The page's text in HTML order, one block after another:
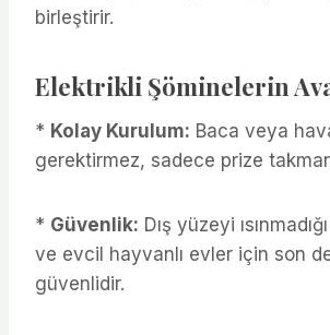
birleştirir.
Elektrikli Şöminelerin
* Kolay Kurulum: Baca veya
gerektirmez, sadece prize
* Güvenlik: Dış yüzeyi
ve evcil hayvanlı evler için son
güvenlidir.